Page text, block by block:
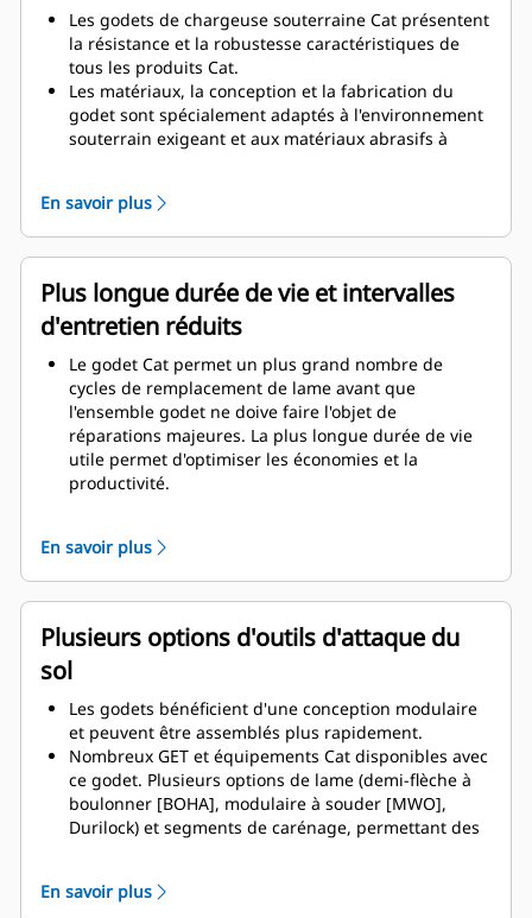
Les godets de chargeuse souterraine Cat présentent
la résistance et la robustesse caractéristiques de
tous les produits Cat.
Les matériaux, la conception et la fabrication du
godet sont spécialement adaptés à l'environnement
souterrain exigeant et aux matériaux abrasifs à
épaisseurs confère à l'ensemble godet une
résistance et une rigidité supérieures, ce qui facilite
la pose et la dépose de la lame.
Un matériau de qualité supérieure est utilisé pour
les composants de l'ensemble godet.
En savoir plus
Plus longue durée de vie et intervalles
d'entretien réduits
Le godet Cat permet un plus grand nombre de
cycles de remplacement de lame avant que
l'ensemble godet ne doive faire l'objet de
réparations majeures. La plus longue durée de vie
utile permet d'optimiser les économies et la
productivité.
godet plus résistant et un poids équilibré pour un
rendement global accru de la machine.
Les GET Cat offrent également de grands avantages
concurrentiels.
En savoir plus
Plusieurs options d'outils d'attaque du
sol
Les godets bénéficient d'une conception modulaire
et peuvent être assemblés plus rapidement.
Nombreux GET et équipements Cat disponibles avec
ce godet. Plusieurs options de lame (demi-flèche à
boulonner [BOHA], modulaire à souder [MWO],
Durilock) et segments de carénage, permettant des
dessus l'arrière du godet et diminue ainsi le risque
En savoir plus